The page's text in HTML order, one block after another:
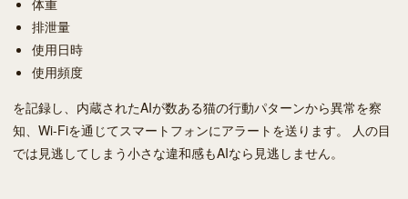
体重
排泄量
使用日時
使用頻度
を記録し、内蔵されたAIが数ある猫の行動パターンから異常を察
知、Wi-Fiを通じてスマートフォンにアラートを送ります。 人の目
では見逃してしまう小さな違和感もAIなら見逃しません。